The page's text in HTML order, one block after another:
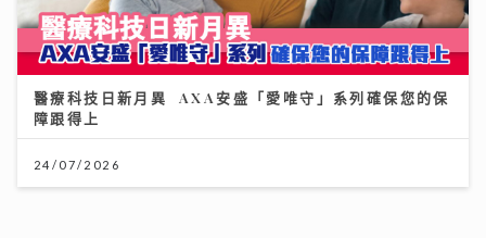
24/07/2026